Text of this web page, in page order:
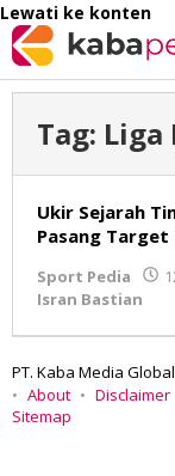
Lewati ke konten
Tag: Liga
Ukir Sejarah
Pasang Target
Sport Pedia
Isran Bastian
PT. Kaba Media
About
Disclaimer
Sitemap